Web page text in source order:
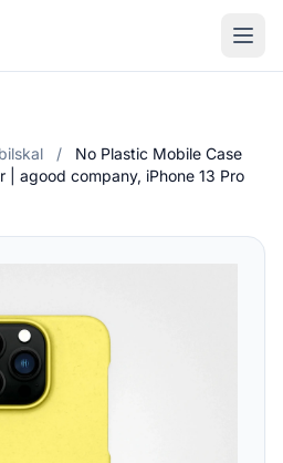
/
No Plastic Mobile Case
| agood company, iPhone 13 Pro